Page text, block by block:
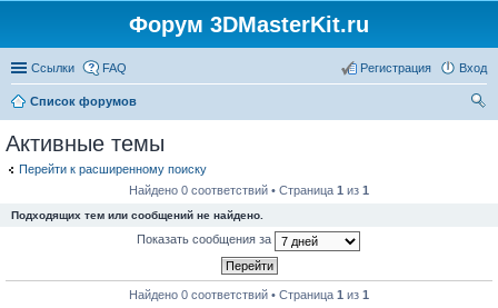
Форум 3DMasterKit.ru
Ссылки FAQ Вход
Регистрация
Список форумов
Активные темы
Перейти к расширенному поиску
Найдено 0 соответствий • Страница 1 из 1
Подходящих тем или сообщений не найдено.
Показать сообщения за
Найдено 0 соответствий • Страница 1 из 1